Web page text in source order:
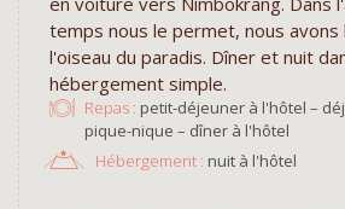
temps nous le permet, nous avons
l'oiseau du paradis. Dîner et nuit
hébergement simple.
Repas : petit-déjeuner à l'hôtel –
pique-nique – dîner à l'hôtel
Hébergement : nuit à l'hôtel